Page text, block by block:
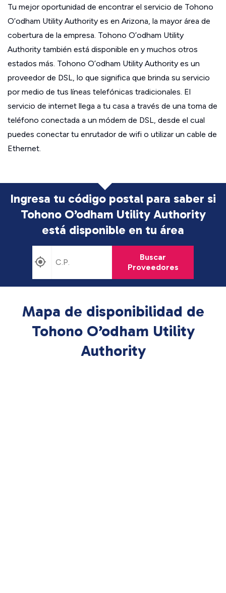
Tu mejor oportunidad de encontrar el servicio de Tohono
O’odham Utility Authority es en Arizona, la mayor área de
cobertura de la empresa. Tohono O’odham Utility
Authority también está disponible en y muchos otros
estados más. Tohono O’odham Utility Authority es un
proveedor de DSL, lo que significa que brinda su servicio
por medio de tus líneas telefónicas tradicionales. El
servicio de internet llega a tu casa a través de una toma de
teléfono conectada a un módem de DSL, desde el cual
puedes conectar tu enrutador de wifi o utilizar un cable de
Ethernet.
Ingresa tu código postal para saber si
Tohono O’odham Utility Authority
está disponible en tu área
Buscar
Proveedores
Mapa de disponibilidad de
Tohono O’odham Utility
Authority